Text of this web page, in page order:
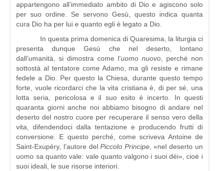
appartengono all’immediato ambito di Dio e agiscono solo
per suo ordine. Se servono Gesù, questo indica quanta
cura Dio ha per lui e quanto egli è legato a Dio.
In questa prima domenica di Quaresima, la liturgia ci
presenta dunque Gesù che nel deserto, lontano
dall’umanità, si dimostra come l’uomo nuovo, perché non
sottostà al tentatore come Adamo, ma gli resiste e rimane
fedele a Dio. Per questo la Chiesa, durante questo tempo
forte, vuole ricordarci che la vita cristiana è, di per sé, una
lotta seria, pericolosa e il suo esito è incerto. In questi
quaranta giorni anche noi abbiamo bisogno di andare nel
deserto del nostro cuore per recuperare il senso vero della
vita, difendendoci dalla tentazione e producendo frutti di
conversione. E questo perché, come scriveva Antoine de
Saint-Exupéry, l’autore delPiccolo Principe, «nel deserto un
uomo sa quanto vale: vale quanto valgono i suoi dèi», cioè i
suoi ideali, le sue risorse interiori.